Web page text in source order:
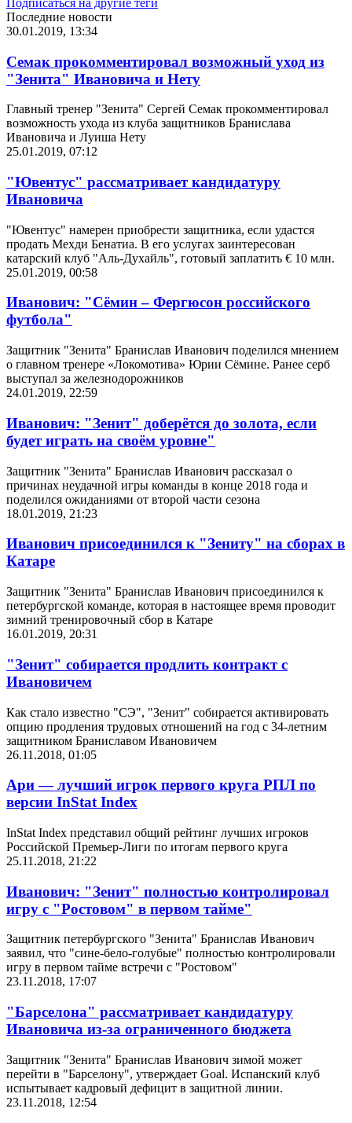
Последние новости
30.01.2019, 13:34
Семак прокомментировал возможный уход из
"Зенита" Ивановича и Нету
Главный тренер "Зенита" Сергей Семак прокомментировал
возможность ухода из клуба защитников Бранислава
Ивановича и Луиша Нету
25.01.2019, 07:12
"Ювентус" рассматривает кандидатуру
Ивановича
"Ювентус" намерен приобрести защитника, если удастся
продать Мехди Бенатиа. В его услугах заинтересован
катарский клуб "Аль-Духайль", готовый заплатить € 10 млн.
25.01.2019, 00:58
Иванович: "Сёмин – Фергюсон российского
футбола"
Защитник "Зенита" Бранислав Иванович поделился мнением
о главном тренере «Локомотива» Юрии Сёмине. Ранее серб
выступал за железнодорожников
24.01.2019, 22:59
Иванович: "Зенит" доберётся до золота, если
будет играть на своём уровне"
Защитник "Зенита" Бранислав Иванович рассказал о
причинах неудачной игры команды в конце 2018 года и
поделился ожиданиями от второй части сезона
18.01.2019, 21:23
Иванович присоединился к "Зениту" на сборах в
Катаре
Защитник "Зенита" Бранислав Иванович присоединился к
петербургской команде, которая в настоящее время проводит
зимний тренировочный сбор в Катаре
16.01.2019, 20:31
"Зенит" собирается продлить контракт с
Ивановичем
Как стало известно "СЭ", "Зенит" собирается активировать
опцию продления трудовых отношений на год с 34-летним
защитником Браниславом Ивановичем
26.11.2018, 01:05
Ари — лучший игрок первого круга РПЛ по
версии InStat Index
InStat Index представил общий рейтинг лучших игроков
Российской Премьер-Лиги по итогам первого круга
25.11.2018, 21:22
Иванович: "Зенит" полностью контролировал
игру с "Ростовом" в первом тайме"
Защитник петербургского "Зенита" Бранислав Иванович
заявил, что "сине-бело-голубые" полностью контролировали
игру в первом тайме встречи с "Ростовом"
23.11.2018, 17:07
"Барселона" рассматривает кандидатуру
Ивановича из-за ограниченного бюджета
Защитник "Зенита" Бранислав Иванович зимой может
перейти в "Барселону", утверждает Goal. Испанский клуб
испытывает кадровый дефицит в защитной линии.
23.11.2018, 12:54